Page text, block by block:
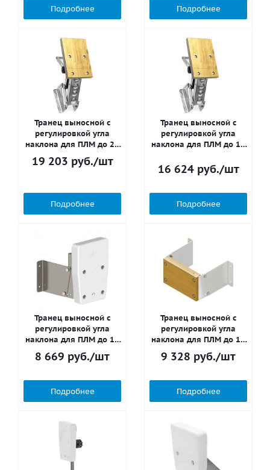
Подробнее Подробнее
Транец выносной с
регулировкой угла
наклона для ПЛМ до 25
л.с. (65 кг) ФБС
19 203 руб./шт
Подробнее
Транец выносной с
регулировкой угла
наклона для ПЛМ до 15
16 624руб./шт
Подробнее
Транец выносной с
регулировкой угла
наклона для ПЛМ до 12
л.с., ПНД
8 669 руб./шт
Подробнее
Транец выносной с
регулировкой угла
наклона для ПЛМ до 12
9 328 руб./шт
Подробнее